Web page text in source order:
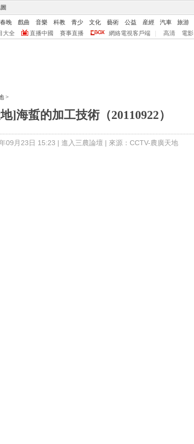
春晚 戲曲 音樂 科教 青少 文化 藝術 公益 産經 汽車 旅游
大全 直播中國 賽事直播 網絡電視客戶端 高清 電影
>
]海蜇的加工技術（20110922）
09月23日 15:23 | 進入三農論壇 | 來源：CCTV-農廣天地